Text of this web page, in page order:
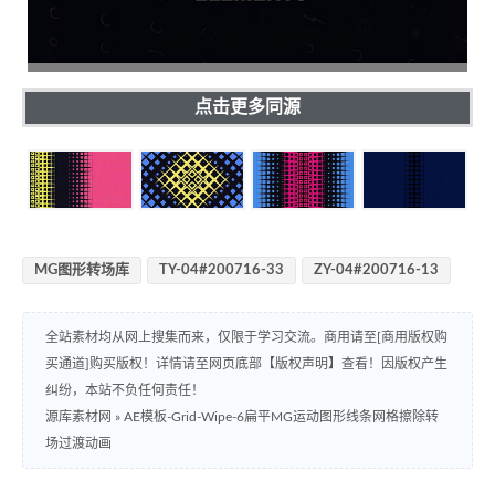
点击更多同源
MG图形转场库 TY-04#200716-33 ZY-04#200716-13
全站素材均从网上搜集而来，仅限于学习交流。商用请至[商用版权购
买通道]购买版权！详情请至网页底部【版权声明】查看！因版权产生
纠纷，本站不负任何责任！
源库素材网 » AE模板-Grid-Wipe-6扁平MG运动图形线条网格擦除转
场过渡动画